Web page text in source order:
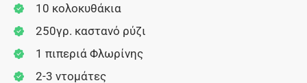
10 κολοκυθάκια
250γρ. καστανό ρύζι
1 πιπεριά Φλωρίνης
2-3 ντομάτες